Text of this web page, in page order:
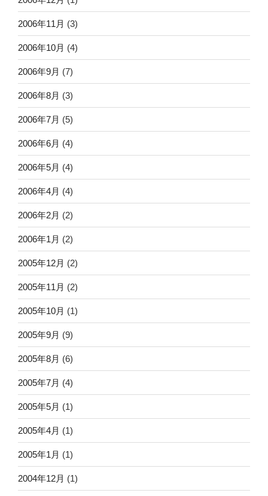
2006年11月 (3)
2006年10月 (4)
2006年9月 (7)
2006年8月 (3)
2006年7月 (5)
2006年6月 (4)
2006年5月 (4)
2006年4月 (4)
2006年2月 (2)
2006年1月 (2)
2005年12月 (2)
2005年11月 (2)
2005年10月 (1)
2005年9月 (9)
2005年8月 (6)
2005年7月 (4)
2005年5月 (1)
2005年4月 (1)
2005年1月 (1)
2004年12月 (1)